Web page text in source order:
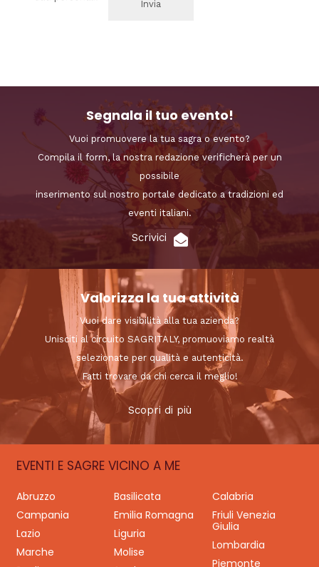
Segnala il tuo evento!
Vuoi promuovere la tua sagra o evento?
Compila il form, la nostra redazione verificherà per un
possibile
inserimento sul nostro portale dedicato a tradizioni ed
eventi italiani.
Scrivici
Valorizza la tua attività
Vuoi dare visibilità alla tua azienda?
Unisciti al circuito SAGRITALY, promuoviamo realtà
selezionate per qualità e autenticità.
Fatti trovare da chi cerca il meglio!
Scopri di più
EVENTI E SAGRE VICINO A ME
Abruzzo Basilicata
Calabria
Campania
Emilia Romagna
Friuli Venezia
Giulia
Lazio
Liguria
Lombardia
Marche
Molise
Piemonte